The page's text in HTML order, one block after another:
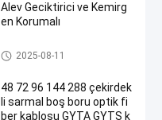
Alev Geciktirici ve Kemirg
en Korumalı
Kanal Fiber Optik Kablo
2025-08-11
48 72 96 144 288 çekirdek
li sarmal boş boru optik fi
ber kablosu GYTA GYTS k